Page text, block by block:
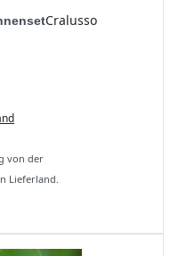
Cralusso
von der
Lieferland.